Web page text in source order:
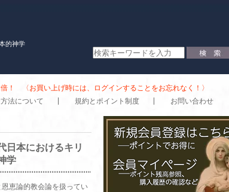
的神学
〈お買い上げ時には、ログインすることをお忘れなく！〉
法について 規約とポイント制度 お問い合わせ
本におけるキリ
学
恵論的教会論を扱ってい